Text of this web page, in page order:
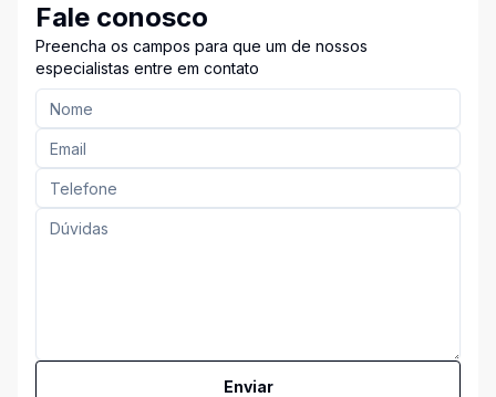
Fale conosco
Preencha os campos para que um de nossos
especialistas entre em contato
Enviar